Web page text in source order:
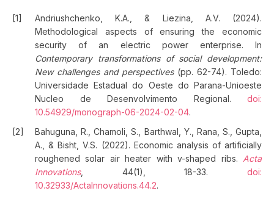
Andriushchenko, K.A., & Liezina, A.V. (2024).
Methodological aspects of ensuring the economic
security of an electric power enterprise. In
Contemporary transformations of social development:
New challenges and perspectives(pp. 62-74). Toledo:
Universidade Estadual do Oeste do Parana-Unioeste
Nucleo de Desenvolvimento Regional. doi:
10.54929/monograph-06-2024-02-04.
Bahuguna, R., Chamoli, S., Barthwal, Y., Rana, S., Gupta,
A., & Bisht, V.S. (2022). Economic analysis of artificially
roughened solar air heater with v-shaped ribs. Acta
Innovations, 44(1), 18-33. doi:
10.32933/ActaInnovations.44.2.